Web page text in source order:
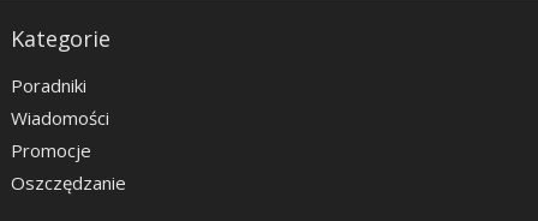
Kategorie
Poradniki
Wiadomości
Promocje
Oszczędzanie